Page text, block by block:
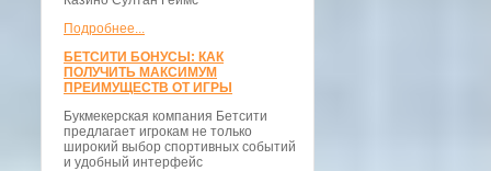
Подробнее...
БЕТСИТИ БОНУСЫ: КАК
ПОЛУЧИТЬ МАКСИМУМ
ПРЕИМУЩЕСТВ ОТ ИГРЫ
Букмекерская компания Бетсити
предлагает игрокам не только
широкий выбор спортивных событий
и удобный интерфейс